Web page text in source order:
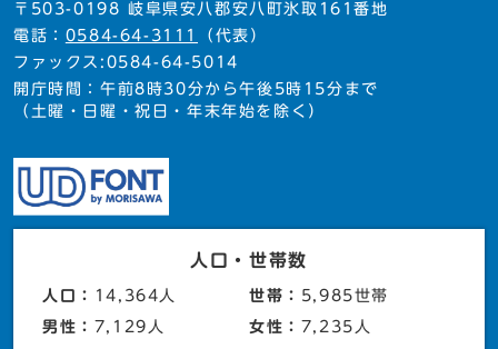
〒503-0198 岐阜県安八郡安八町氷取161番地
電話： 0584-64-3111
（代表）
ファックス:0584-64-5014
開庁時間：午前8時30分から午後5時15分まで
（土曜・日曜・祝日・年末年始を除く）
人口・世帯数
人口： 14,364人 世帯： 5,985世帯
男性： 7,129人 女性： 7,235人